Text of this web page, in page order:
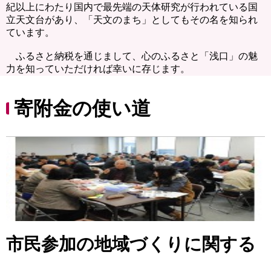
紀以上にわたり国内で最先端の天体研究が行われている国
立天文台があり、「天文のまち」としてもその名を知られ
ています。
ふるさと納税を通じまして、心のふるさと「浅口」の魅
力を知っていただければ幸いに存じます。
寄附金の使い道
市民参加の地域づくりに関する